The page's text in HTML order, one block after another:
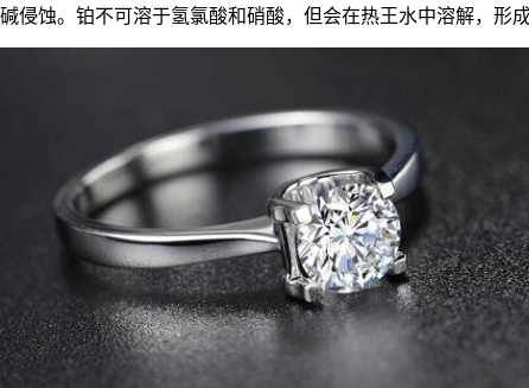
蚀。铂不可溶于氢氯酸和硝酸，但会在热王水中溶解，形成